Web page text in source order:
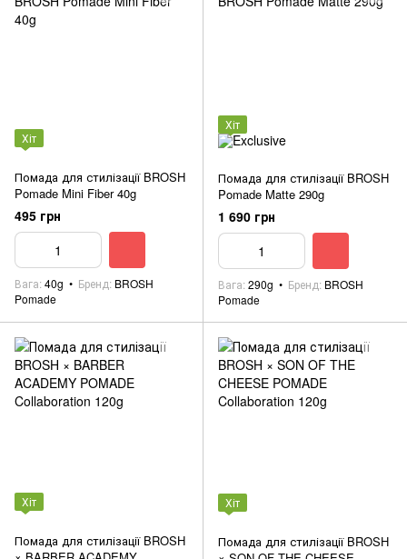
Хіт
Помада для стилізації BROSH
Pomade Mini Fiber 40g
495 грн
Вага 40g Бренд BROSH
Pomade
Хіт
Помада для стилізації BROSH
Pomade Matte 290g
1 690 грн
Вага 290g Бренд BROSH
Pomade
Хіт
Помада для стилізації BROSH
Хіт
Помада для стилізації BROSH